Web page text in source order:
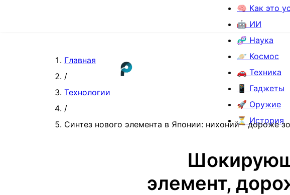
🧠 Как это
🤖 ИИ
🧬 Наука
🪐 Космос
🚗 Техника
📱 Гаджеты
🚀 Оружие
⏳ История
Главная
/
Технологии
/
Синтез нового элемента в Японии: нихоний - дороже
элемент,